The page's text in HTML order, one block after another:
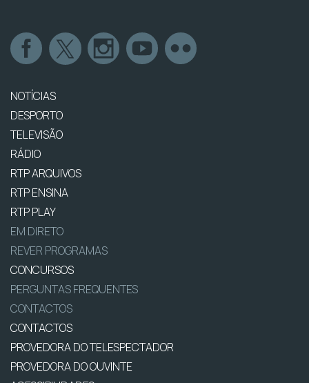
NOTÍCIAS
DESPORTO
TELEVISÃO
RÁDIO
RTP ARQUIVOS
RTP ENSINA
RTP PLAY
EM DIRETO
REVER PROGRAMAS
CONCURSOS
PERGUNTAS FREQUENTES
CONTACTOS
CONTACTOS
PROVEDORA DO TELESPECTADOR
PROVEDORA DO OUVINTE